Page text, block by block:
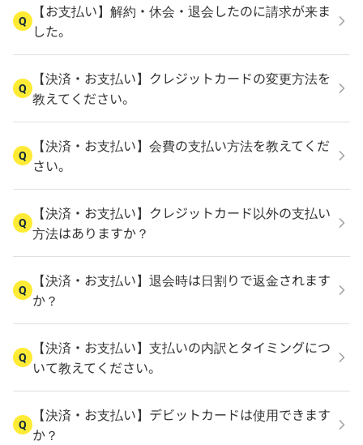
Q
【お支払い】解約・休会・退会したのに請求が来ま
した。
Q
【決済・お支払い】クレジットカードの変更方法を
教えてください。
Q
【決済・お支払い】会費の支払い方法を教えてくだ
さい。
Q
【決済・お支払い】クレジットカード以外の支払い
方法はありますか？
Q
【決済・お支払い】退会時は日割りで返金されます
か？
Q
【決済・お支払い】支払いの内訳とタイミングにつ
いて教えてください。
Q
【決済・お支払い】デビットカードは使用できます
か？